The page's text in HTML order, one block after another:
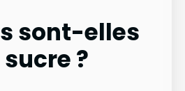
sont-elles
?